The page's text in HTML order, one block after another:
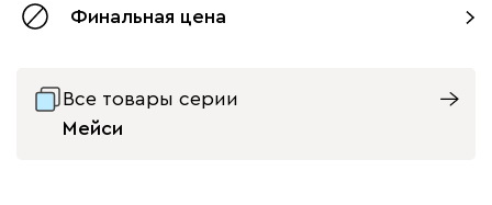
Финальная цена
Все товары серии
Мейси